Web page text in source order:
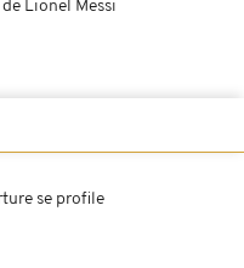
Lionel Messi
se profile